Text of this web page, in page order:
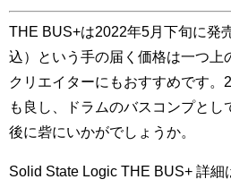
THE BUS+は2022年5月下旬に発
込）という手の届く価格は一つ上
クリエイターにもおすすめです。
も良し、ドラムのバスコンプと
後に砦にいかがでしょうか。
Solid State Logic THE BUS+ 詳細